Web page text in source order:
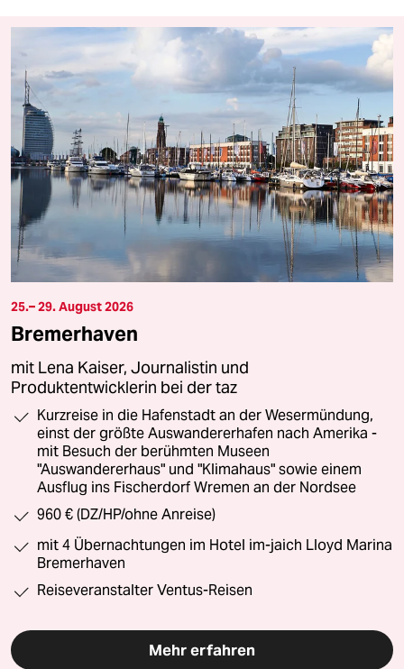
25.– 29. August 2026
Bremerhaven
mit Lena Kaiser, Journalistin und
Produktentwicklerin bei der taz
Kurzreise in die Hafenstadt an der Wesermündung,
einst der größte Auswandererhafen nach Amerika -
mit Besuch der berühmten Museen
"Auswandererhaus" und "Klimahaus" sowie einem
Ausflug ins Fischerdorf Wremen an der Nordsee
960 € (DZ/HP/ohne Anreise)
mit 4 Übernachtungen im Hotel im-jaich Lloyd Marina
Bremerhaven
Reiseveranstalter Ventus-Reisen
Mehr erfahren